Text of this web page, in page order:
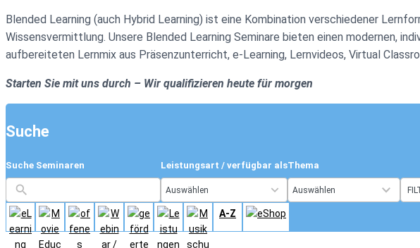
Blended Learning (auch Hybrid Learning) ist eine Kombination verschiedener
Wissensvermittlung. Unsere Blended Learning Seminare bieten einen modernen,
aufbereiteten Lernmix aus Präsenzunterricht, e-Learning, Lernvideos, Virtual
Starten Sie mit uns durch – Wir qualifizieren heute für morgen
Suche
Suche Seminaren Leistungsart / verfügbar als
Auswählen
5
e
s
u
Thema
Auswählen
1
r
A-Z